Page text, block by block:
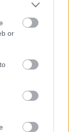
or
o. A II.
—
fejezetein
amikor ő